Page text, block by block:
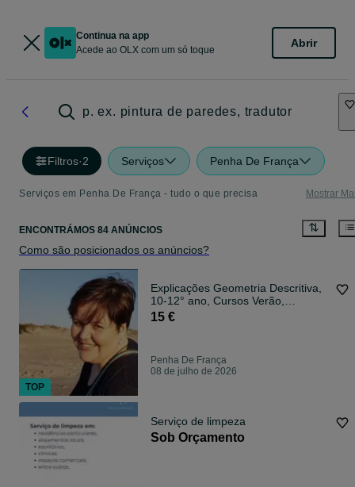
Continua na app
Acede ao OLX com um só toque
Abrir
p. ex. pintura de paredes, tradutor
Filtros·2 Serviços Penha De França
Serviços em Penha De França - tudo o que precisa Mostrar
ENCONTRÁMOS 84 ANÚNCIOS
Como são posicionados os anúncios?
Explicações Geometria Descritiva,
10-12° ano, Cursos Verão,
Preparação Exames, Graça
15 €
Penha De França
08 de julho de 2026
Serviço de limpeza
Sob Orçamento
TOP